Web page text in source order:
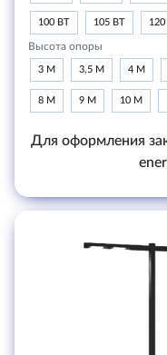
100 ВТ 105 ВТ
Высота опоры
3 М 3,5 М 4 М
8 М 9 М 10 М
Для оформления